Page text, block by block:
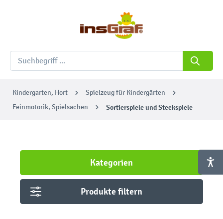
Kindergarten, Hort
Spielzeug für Kindergärten
Feinmotorik, Spielsachen
Sortierspiele und Steckspiele
Kategorien
Produkte filtern